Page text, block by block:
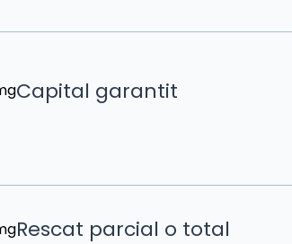
Capital garantit
Rescat parcial o total